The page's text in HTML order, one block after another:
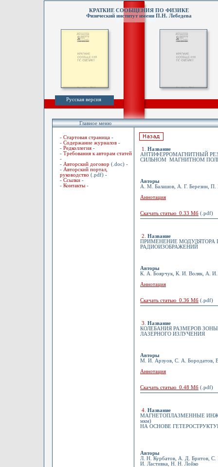
КРАТКИЕ СООБЩЕНИЯ ПО ФИЗИКЕ
Физический институт имени П.Н. Лебедева
Русская версия
Главное меню
- Стартовая страница -
- Содержание журналов -
- Редколлегия -
- Требования к авторам статей
-
- Авторский договор (.doc) -
- Авторский портал,
руководство (.pdf) -
- Ссылки -
- Контакты -
1
Название
АНТИФЕРРОМАГНИТНЫЙ
СИЛЬНОМ МАГНИТНОМ
Авторы
А. М. Балашов, А. Г. Березин,
Аннотация
Скачать статью 0.33 Мб (.pdf)
2
Название
ПРИМЕНЕНИЕ МОДУЛЯТОРА
РАДИОИЗОБРАЖЕНИЙ
Авторы
К. А. Боярчук, К. И. Воляк, А.
Аннотация
Скачать статью 0.36 Мб (.pdf)
3
Название
КОЛЕБАНИЯ РАЗМЕРОВ
ЛАЗЕРНОГО ИЗЛУЧЕНИЯ
Авторы
М. И. Арзуов, С. А. Бородатов,
Аннотация
Скачать статью 0.48 Мб (.pdf)
4 Название
МАГНЕТОПЛАЗМЕННЫЕ
мкм)
НА ОСНОВЕ ГЕТЕРОСТРУКТУР
Авторы
Л. Н. Курбатов, А. Д. Бритов,
И. Ластивка, Н. Н. Лойко